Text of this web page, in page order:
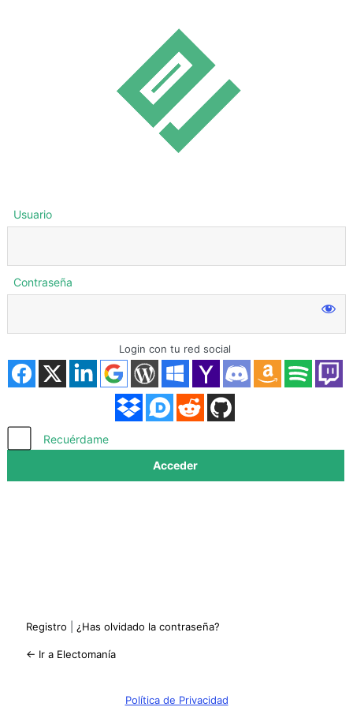
Acceder
Usuario
Contraseña
Login con tu red social
Recuérdame
Registro ¿Has olvidado la contraseña?
← Ir a Electomanía
Política de Privacidad